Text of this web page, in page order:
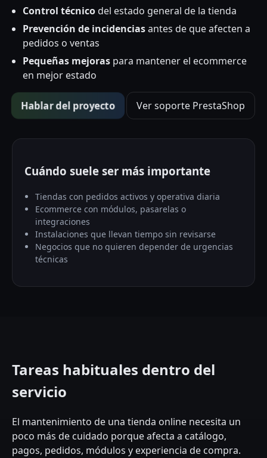
Control técnicodel estado general de la tienda
Prevención de incidenciasantes de que afecten a
pedidos o ventas
Pequeñas mejoras para mantener el ecommerce
en mejor estado
Hablar del proyecto Ver soporte PrestaShop
Cuándo suele ser más importante
Tiendas con pedidos activos y operativa diaria
Ecommerce con módulos, pasarelas o
integraciones
Instalaciones que llevan tiempo sin revisarse
Negocios que no quieren depender de urgencias
técnicas
Tareas habituales dentro del
servicio
El mantenimiento de una tienda online necesita un
poco más de cuidado porque afecta a catálogo,
pagos, pedidos, módulos y experiencia de compra.